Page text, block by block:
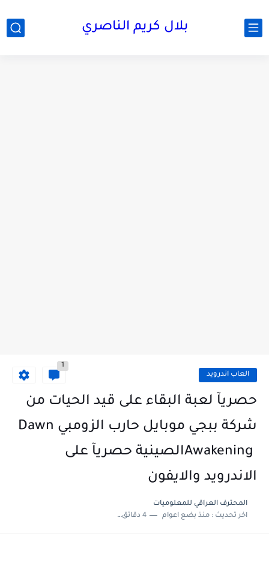
بلال كريم الناصري
العاب اندرويد
1
حصريآ لعبة البقاء على قيد الحيات من
شركة ببجي موبايل حارب الزومبي ‏Dawn
Awakening ‎الصينية حصريآ على
الاندرويد والايفون
المحترف العراقي للمعلوميات‎
اخر تحديث :منذ بضع اعوام 4 دقائق للقراءة